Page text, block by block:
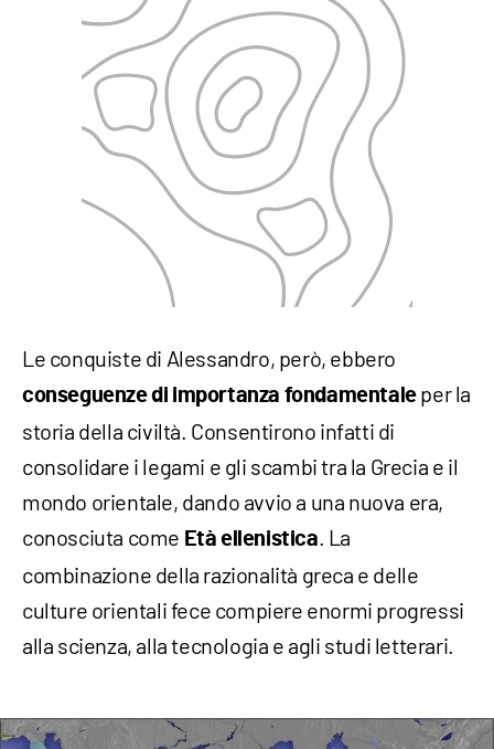
Le conquiste di Alessandro, però, ebbero
conseguenze di importanza fondamentale per la
storia della civiltà. Consentirono infatti di
consolidare i legami e gli scambi tra la Grecia e il
mondo orientale, dando avvio a una nuova era,
conosciuta come Età ellenistica . La
combinazione della razionalità greca e delle
culture orientali fece compiere enormi progressi
alla scienza, alla tecnologia e agli studi letterari.